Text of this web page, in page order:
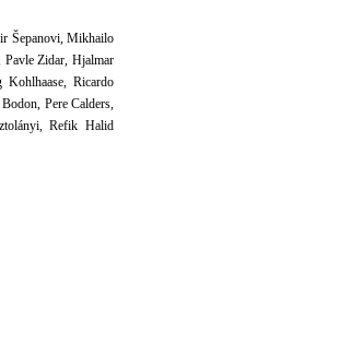
Šepanovi, Mikhailo
Pavle Zidar, Hjalmar
Ricardo
Pere Calders,
Refik Halid